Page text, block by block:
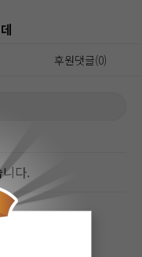
후원댓글(0)
다.